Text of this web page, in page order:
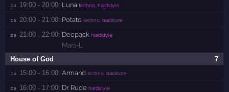
za 19:00 - 20:00: Luna techno, hardstyle
za 20:00 - 21:00: Potato techno, hardcore
za 21:00 - 22:00: Deepack hardstyle
Mars-L
7
House of God
za 15:00 - 16:00: Armand techno, hardcore
za 16:00 - 17:00: Dr. Rude hardstyle